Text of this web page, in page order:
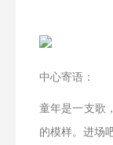
中心寄语：
童年是一支歌
的模样。进场